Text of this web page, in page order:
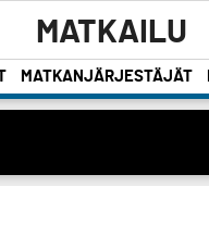
MATKAILU
MATKANJÄRJESTÄJÄT